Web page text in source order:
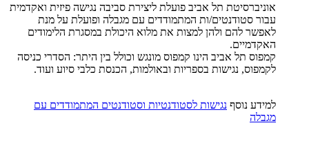
אוניברסיטת תל אביב פועלת ליצירת סביבה נגישה פיזית ואקדמית
עבור סטודנטים/ות המתמודדים עם מגבלה ופועלת על מנת
לאפשר להם ולהן למצות את מלוא היכולת במסגרת הלימודים
האקדמיים.
קמפוס תל אביב הינו קמפוס מונגש וכולל בין היתר: הסדרי כניסה
לקמפוס, נגישות בספריות ובאולמות, הכנסת כלבי סיוע ועוד.
למידע נוסף נגישות לסטודנטיות וסטודנטים המתמודדים עם
מגבלה